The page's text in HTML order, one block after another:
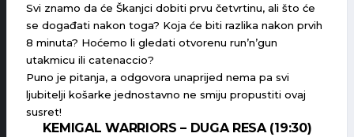
Svi znamo da će Škanjci dobiti prvu četvrtinu, ali što će
se događati nakon toga? Koja će biti razlika nakon prvih
8 minuta? Hoćemo li gledati otvorenu run’n’gun
utakmicu ili catenaccio?
Puno je pitanja, a odgovora unaprijed nema pa svi
ljubitelji košarke jednostavno ne smiju propustiti ovaj
susret!
KEMIGAL WARRIORS – DUGA RESA (19:30)